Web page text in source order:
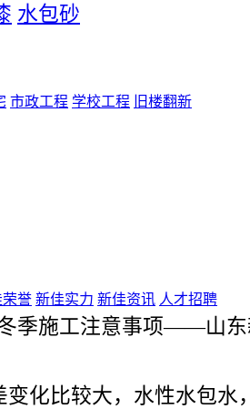
水包砂
市政工程 学校工程 旧楼翻新
誉 新佳实力 新佳资讯 人才招聘
季施工注意事项——山
化比较大，水性水包水